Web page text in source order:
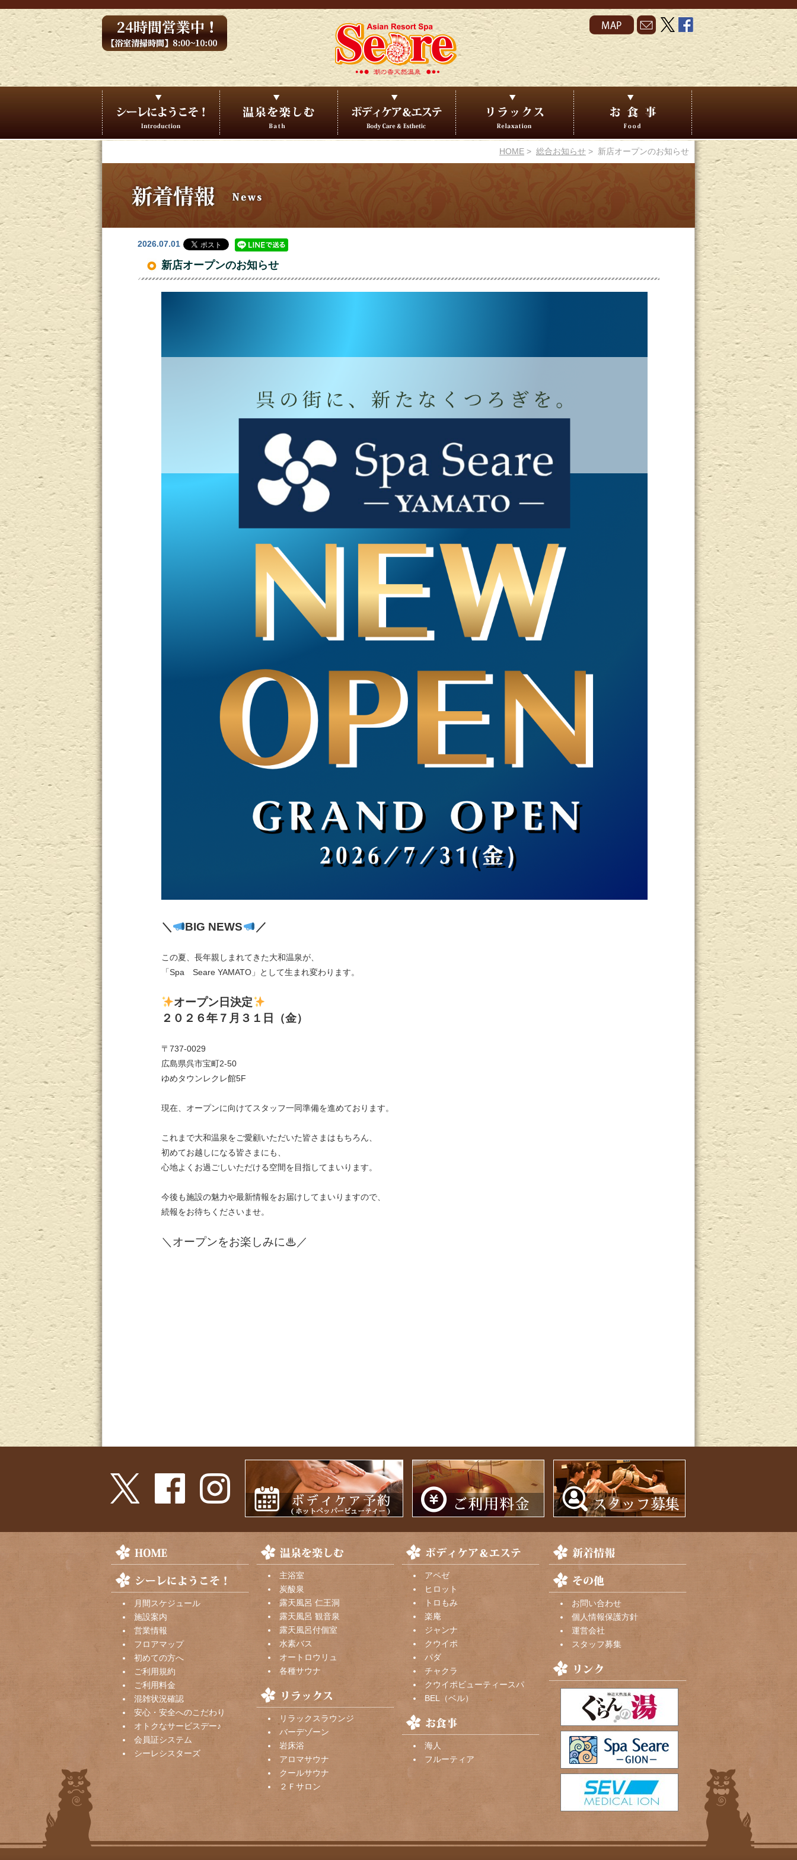
HOME > 総合お知らせ > 新店オープンのお知らせ
2026.07.01
新店オープンのお知らせ
＼ BIG NEWS ／
この夏、長年親しまれてきた大和温泉が、
「Spa Seare YAMATO」として生まれ変わります。
オープン日決定
２０２６年７月３１日（金）
〒737-0029
広島県呉市宝町2-50
ゆめタウンレクレ館5F
現在、オープンに向けてスタッフ一同準備を進めております。
これまで大和温泉をご愛顧いただいた皆さまはもちろん、
初めてお越しになる皆さまにも、
心地よくお過ごしいただける空間を目指してまいります。
今後も施設の魅力や最新情報をお届けしてまいりますので、
続報をお待ちくださいませ。
＼オープンをお楽しみに♨／
月間スケジュール
施設案内
営業情報
フロアマップ
初めての方へ
ご利用規約
ご利用料金
混雑状況確認
安心・安全へのこだわり
オトクなサービスデー♪
会員証システム
シーレシスターズ
主浴室
炭酸泉
露天風呂 仁王洞
露天風呂 観音泉
露天風呂付個室
水素バス
オートロウリュ
各種サウナ
リラックスラウンジ
バーデゾーン
岩床浴
アロマサウナ
クールサウナ
２Ｆサロン
アペゼ
ヒロット
トロもみ
楽庵
ジャンナ
クウイポ
パダ
チャクラ
クウイポビューティースパ
BEL（ベル）
海人
フルーティア
お問い合わせ
個人情報保護方針
運営会社
スタッフ募集